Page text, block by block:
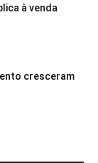
à venda
cresceram